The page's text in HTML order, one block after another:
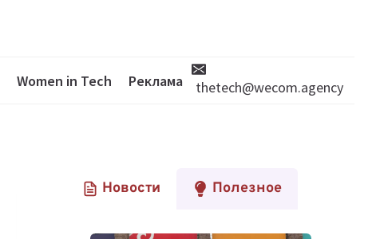
Women in Tech Реклама thetech@wecom.agency
Новости Полезное